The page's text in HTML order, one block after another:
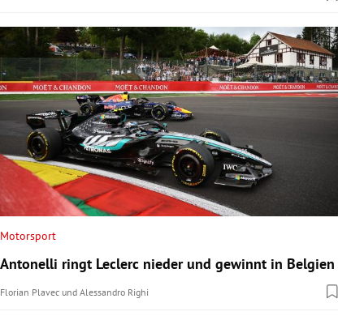
Motorsport
Antonelli ringt Leclerc nieder und gewinnt in Belgien
Florian Plavec und Alessandro Righi